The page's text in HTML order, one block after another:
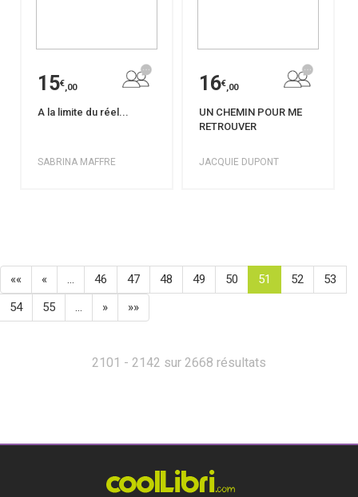
15€,00
A la limite du réel...
SABRINA MAFFRE
16€,00
UN CHEMIN POUR ME
RETROUVER
JACQUIE DUPONT
«« « … 46 47 48 49 50 51 52
53
54
55 … » »»
2101 - 2142 sur 2668 résultats